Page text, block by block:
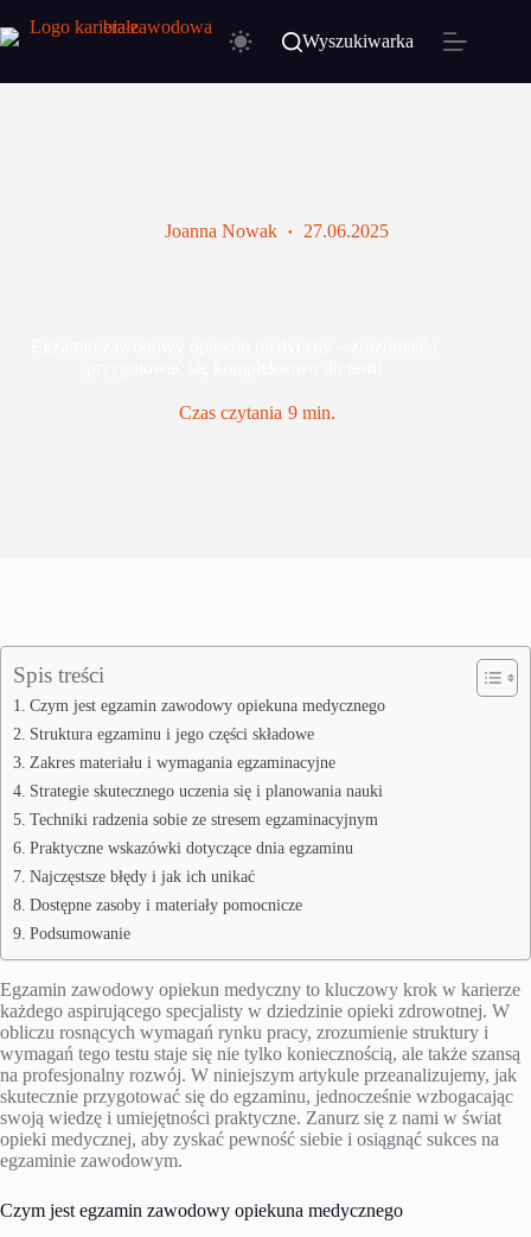
do
treści
Wyszukiwarka
Joanna Nowak 27.06.2025
Czas czytania 9 min.
Spis treści
Czym jest egzamin zawodowy opiekuna medycznego
Struktura egzaminu i jego części składowe
Zakres materiału i wymagania egzaminacyjne
Strategie skutecznego uczenia się i planowania nauki
Techniki radzenia sobie ze stresem egzaminacyjnym
Praktyczne wskazówki dotyczące dnia egzaminu
Najczęstsze błędy i jak ich unikać
Dostępne zasoby i materiały pomocnicze
Podsumowanie
Egzamin zawodowy opiekun medyczny to kluczowy krok w karierze
każdego aspirującego specjalisty w dziedzinie opieki zdrowotnej. W
obliczu rosnących wymagań rynku pracy, zrozumienie struktury i
wymagań tego testu staje się nie tylko koniecznością, ale także szansą
na profesjonalny rozwój. W niniejszym artykule przeanalizujemy, jak
skutecznie przygotować się do egzaminu, jednocześnie wzbogacając
swoją wiedzę i umiejętności praktyczne. Zanurz się z nami w świat
opieki medycznej, aby zyskać pewność siebie i osiągnąć sukces na
egzaminie zawodowym.
Czym jest egzamin zawodowy opiekuna medycznego